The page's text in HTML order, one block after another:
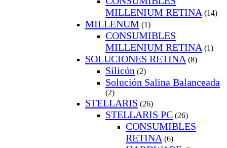
MILLENIUM RETINA (14)
MILLENUM (1)
CONSUMIBLES
MILLENIUM RETINA (1)
SOLUCIONES RETINA (8)
Silicón (2)
Solución Salina Balanceada
(2)
STELLARIS (26)
STELLARIS PC (26)
CONSUMIBLES
RETINA (6)